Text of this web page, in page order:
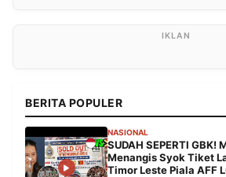
BERITA POPULER
NASIONAL
SUDAH SEPERTI GBK!
Menangis Syok Tiket
Timor Leste Piala AFF